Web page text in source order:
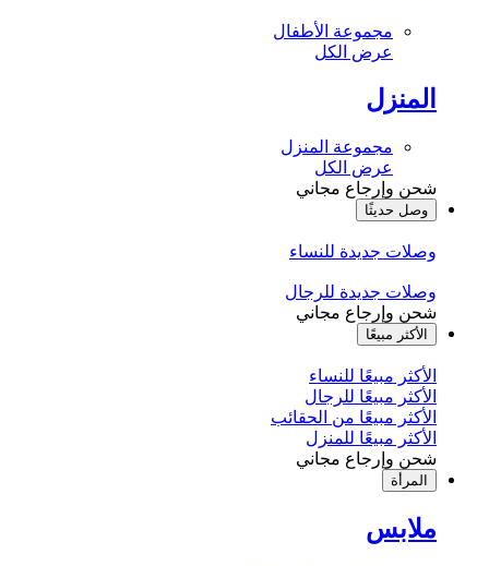
مجموعة الأطفال
عرض الكل
المنزل
مجموعة المنزل
عرض الكل
شحن وإرجاع مجاني
وصل حديثًا
وصلات جديدة للنساء
وصلات جديدة للرجال
شحن وإرجاع مجاني
الأكثر مبيعًا
الأكثر مبيعًا للنساء
الأكثر مبيعًا للرجال
الأكثر مبيعًا من الحقائب
الأكثر مبيعًا للمنزل
شحن وإرجاع مجاني
المرأة
ملابس